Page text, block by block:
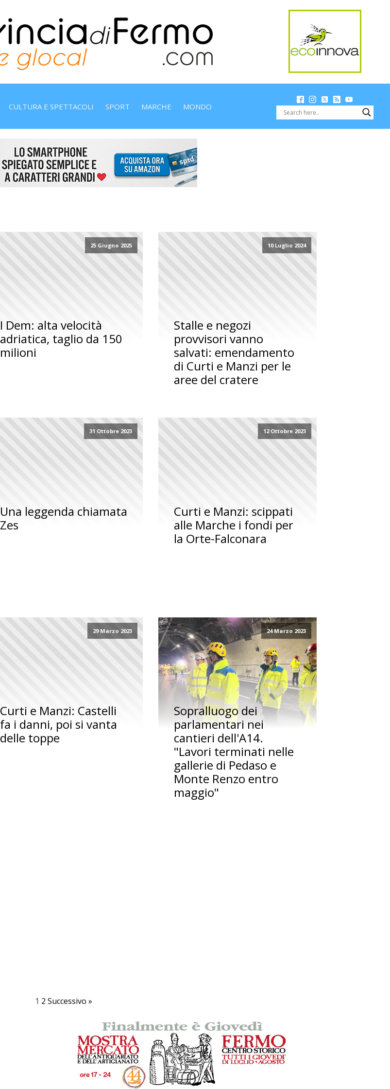
CULTURA E SPETTACOLI SPORT MARCHE MONDO
25 Giugno 2025
I Dem: alta velocità
adriatica, taglio da 150
milioni
10 Luglio 2024
Stalle e negozi
provvisori vanno
salvati: emendamento
di Curti e Manzi per le
aree del cratere
31 Ottobre 2023
Una leggenda chiamata
Zes
12 Ottobre 2023
Curti e Manzi: scippati
alle Marche i fondi per
la Orte-Falconara
29 Marzo 2023
Curti e Manzi: Castelli
fa i danni, poi si vanta
delle toppe
24 Marzo 2023
Sopralluogo dei
parlamentari nei
cantieri dell'A14.
"Lavori terminati nelle
gallerie di Pedaso e
Monte Renzo entro
maggio"
1 2 Successivo »